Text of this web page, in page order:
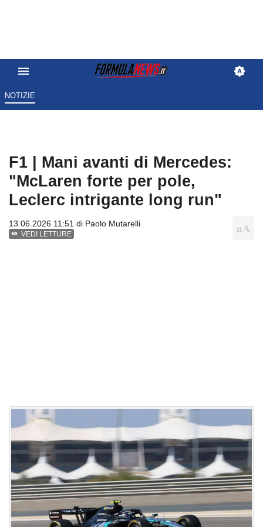
NOTIZIE
F1 | Mani avanti di Mercedes:
"McLaren forte per pole,
Leclerc intrigante long run"
13.06.2026 11:51 di Paolo Mutarelli
VEDI LETTURE